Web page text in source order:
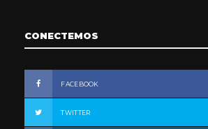
CONECTEMOS
FACEBOOK
TWITTER